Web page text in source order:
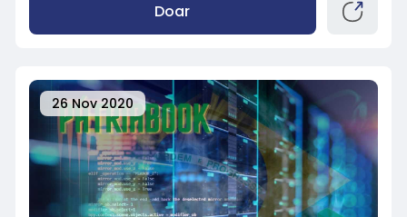
Doar
26 Nov 2020